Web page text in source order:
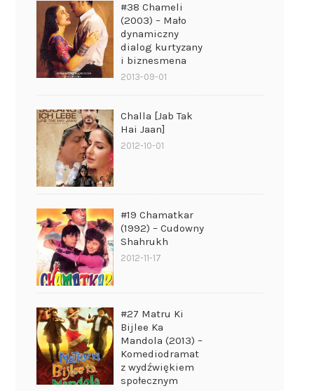
#38 Chameli
(2003) – Mało
dynamiczny
dialog kurtyzany
i biznesmena
2013-09-01
Challa [Jab Tak
Hai Jaan]
2012-10-01
#19 Chamatkar
(1992) – Cudowny
Shahrukh
2012-11-17
#27 Matru Ki
Bijlee Ka
Mandola (2013) –
Komediodramat
z wydźwiękiem
społecznym